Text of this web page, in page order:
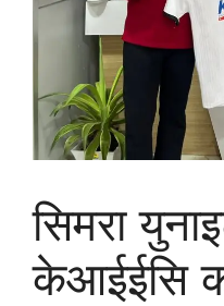
सिमरा
केआईईसि